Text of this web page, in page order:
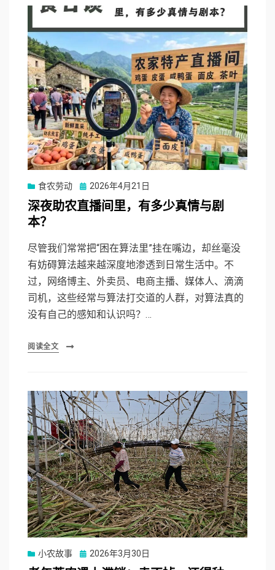
食农劳动
Posted
on
2026年4月21日
深夜助农直播间里，有多少真情与剧
本？
尽管我们常常把“困在算法里”挂在嘴边，却丝毫没
有妨碍算法越来越深度地渗透到日常生活中。不
过，网络博主、外卖员、电商主播、媒体人、滴滴
司机，这些经常与算法打交道的人群，对算法真的
没有自己的感知和认识吗？…
阅读全文
小农故事
Posted
on
2026年3月30日